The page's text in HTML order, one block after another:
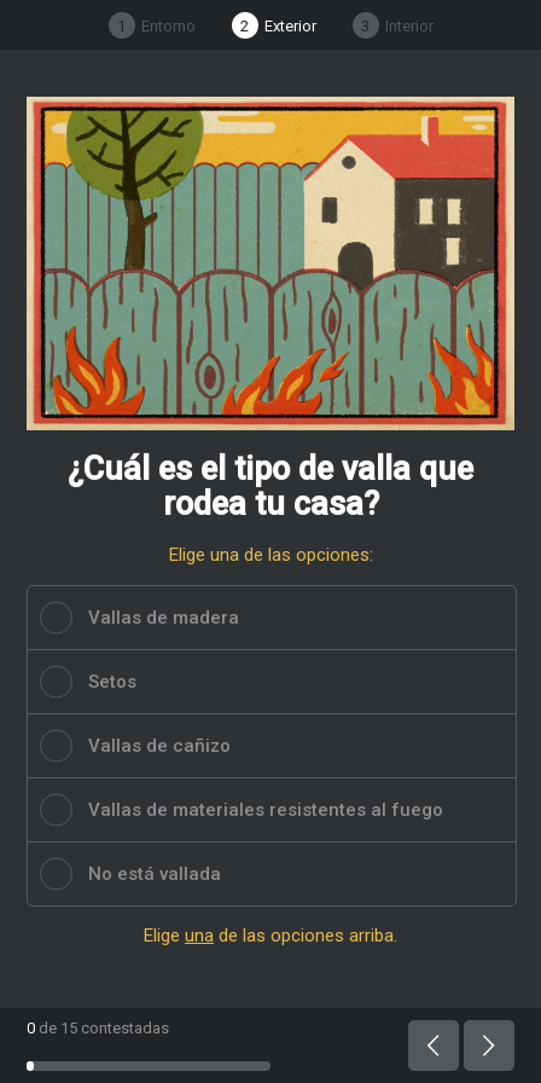
1 Entorno 2 Exterior 3 Interior
¿Cuál es el tipo de valla que
rodea tu casa?
Elige una de las opciones:
Vallas de madera
Setos
Vallas de cañizo
Vallas de materiales resistentes al fuego
No está vallada
Elige una de las opciones arriba.
0 de 15 contestadas